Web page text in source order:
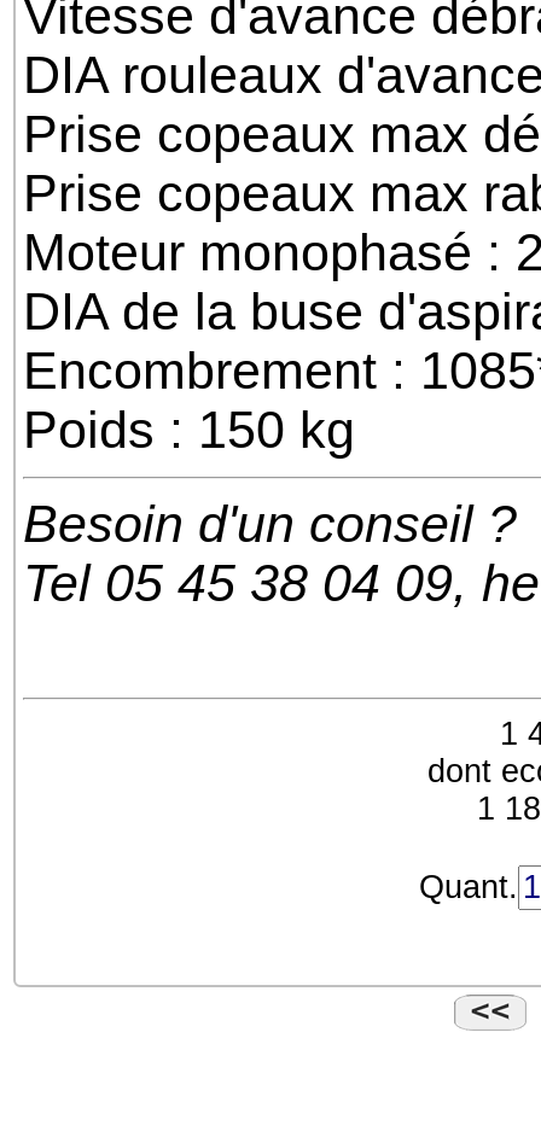
Vitesse d'avance
DIA rouleaux
Prise copeaux max
Prise copeaux max
Moteur monophasé :
DIA de la buse
Encombrement :
Poids : 150 kg
Besoin d'un conseil ?
Tel 05 45 38 04 09,
1
dont
1
Quant.